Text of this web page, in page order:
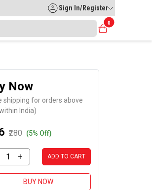
Sign In/Register
0
Now
shipping for orders above
within India)
₹280 (5% Off)
+ ADD TO CART
BUY NOW